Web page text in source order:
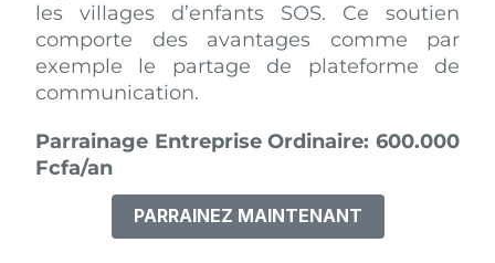
les villages d’enfants SOS. Ce soutien
comporte des avantages comme par
exemple le partage de plateforme de
communication.
Parrainage Entreprise Ordinaire: 600.000
Fcfa/an
PARRAINEZ MAINTENANT